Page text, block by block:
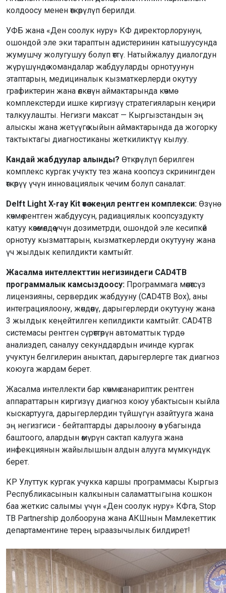
колдоосу менен өткөрүлүп берилди.
УФБ жана «Ден соолук нуру» КФ директорлорунун,
ошондой эле эки тараптын адистеринин катышуусунда
жумушчу жолугушуу болуп өттү. Натыйжалуу диалогдун
жүрүшүндө командалар жабдууларды орнотуунун
этаптарын, медициналык кызматкерлерди окутуу
графиктерин жана өлкөнүн аймактарында көчмө
комплекстерди ишке киргизүү стратегияларын кеңири
талкуулашты. Негизги максат — Кыргызстандын эң
алыскы жана жетүүгө кыйын аймактарында да жогорку
тактыктагы диагностиканы жеткиликтүү кылуу.
Кандай жабдуулар алынды? Өткөрүлүп берилген
комплекс кургак учукту тез жана коопсуз скринингден
өткөрүү үчүн инновациялык чечим болуп саналат:
Delft Light X-ray Kit өтө жеңил рентген комплекси: Өзүнө
көчмө рентген жабдуусун, радиациялык коопсуздукту
катуу көзөмөлдөө үчүн дозиметрди, ошондой эле кесипкөй
орнотуу кызматтарын, кызматкерлерди окутууну жана
үч жылдык кепилдикти камтыйт.
Жасалма интеллекттин негизиндеги CAD4TB
программалык камсыздоосу: Программага мөөнөтсүз
лицензияны, сервердик жабдууну (CAD4TB Box), аны
интеграциялоону, жөндөөнү, дарыгерлерди окутууну жана
3 жылдык кеңейтилген кепилдикти камтыйт. CAD4TB
системасы рентген сүрөттөрүн автоматтык түрдө
анализдеп, саналуу секунддардын ичинде кургак
учуктун белгилерин аныктап, дарыгерлерге так диагноз
коюуга жардам берет.
Жасалма интеллекти бар көчмө санариптик рентген
аппараттарын киргизүү диагноз коюу убактысын кыйла
кыскартууга, дарыгерлердин түйшүгүн азайтууга жана
эң негизгиси - бейтаптарды дарылоону өз убагында
баштоого, алардын өмүрүн сактап калууга жана
инфекциянын жайылышын алдын алууга мүмкүндүк
берет.
КР Улуттук кургак учукка каршы программасы Кыргыз
Республикасынын калкынын саламаттыгына кошкон
баа жеткис салымы үчүн «Ден соолук нуру» КФга, Stop
TB Partnership долбооруна жана АКШнын Мамлекеттик
департаментине терең ыраазычылык билдирет!